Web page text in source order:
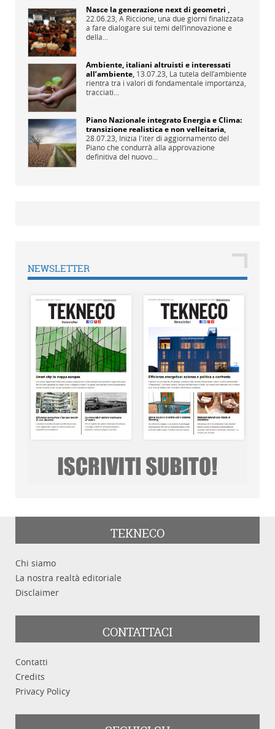
Nasce la generazione next di geometri ,
22.06.23, A Riccione, una due giorni finalizzata
a fare dialogare sui temi dell’innovazione e
della...
Ambiente, italiani altruisti e interessati
all’ambiente, 13.07.23, La tutela dell’ambiente
rientra tra i valori di fondamentale importanza,
tracciati...
Piano Nazionale integrato Energia e Clima:
transizione realistica e non velleitaria,
28.07.23, Inizia l'iter di aggiornamento del
Piano che condurrà alla approvazione
definitiva del nuovo...
NEWSLETTER
TEKNECO
Chi siamo
La nostra realtà editoriale
Disclaimer
CONTATTACI
Contatti
Credits
Privacy Policy